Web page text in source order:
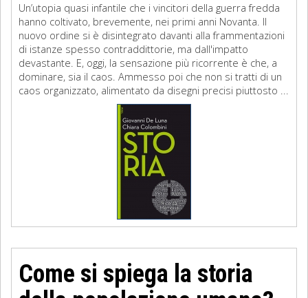
Un’utopia quasi infantile che i vincitori della guerra fredda
hanno coltivato, brevemente, nei primi anni Novanta. Il
nuovo ordine si è disintegrato davanti alla frammentazioni
di istanze spesso contraddittorie, ma dall'impatto
devastante. E, oggi, la sensazione più ricorrente è che, a
dominare, sia il caos. Ammesso poi che non si tratti di un
caos organizzato, alimentato da disegni precisi piuttosto ...
Come si spiega la storia